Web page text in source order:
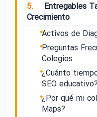
5.
Entregables
Crecimiento
Activos de
Preguntas
Colegios
¿Cuánto
SEO educativo?
¿Por qué mi
Maps?